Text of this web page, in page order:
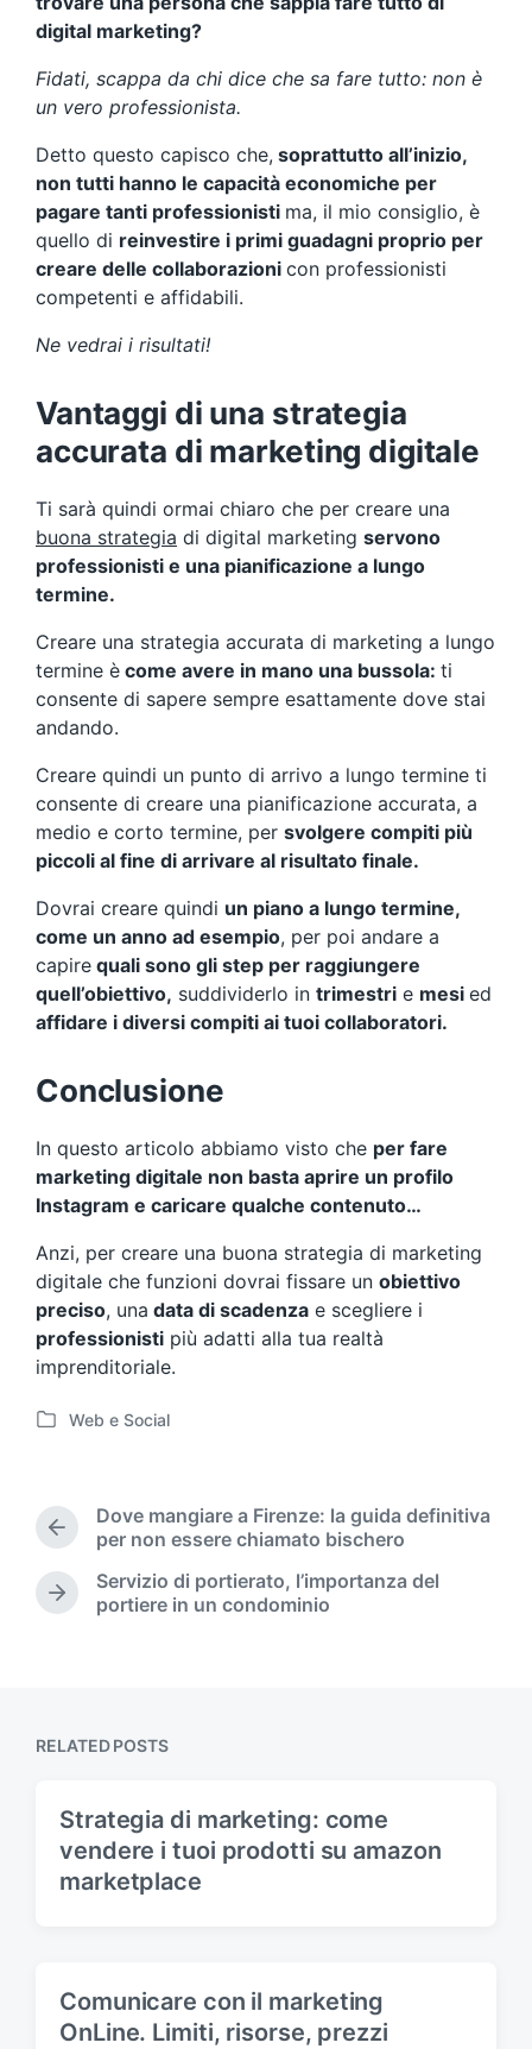
digital marketing?
Fidati, scappa da chi dice che sa fare tutto: non è
un vero professionista.
Detto questo capisco che, soprattutto all’inizio,
non tutti hanno le capacità economiche per
pagare tanti professionisti ma, il mio consiglio, è
quello di reinvestire i primi guadagni proprio per
creare delle collaborazioni con professionisti
competenti e affidabili.
Ne vedrai i risultati!
Vantaggi di una strategia
accurata di marketing digitale
Ti sarà quindi ormai chiaro che per creare una
buona strategia di digital marketing servono
professionisti e una pianificazione a lungo
termine.
Creare una strategia accurata di marketing a lungo
termine è come avere in mano una bussola: ti
consente di sapere sempre esattamente dove stai
andando.
Creare quindi un punto di arrivo a lungo termine ti
consente di creare una pianificazione accurata, a
medio e corto termine, per svolgere compiti più
piccoli al fine di arrivare al risultato finale.
Dovrai creare quindi un piano a lungo termine,
come un anno ad esempio, per poi andare a
capire quali sono gli step per raggiungere
quell’obiettivo, suddividerlo in trimestri e mesi ed
affidare i diversi compiti ai tuoi collaboratori.
Conclusione
In questo articolo abbiamo visto che per fare
marketing digitale non basta aprire un profilo
Instagram e caricare qualche contenuto…
Anzi, per creare una buona strategia di marketing
digitale che funzioni dovrai fissare un obiettivo
preciso, una data di scadenza e scegliere i
professionisti più adatti alla tua realtà
imprenditoriale.
P
e
n
Web e Social
P
e
v
o
:
Dove mangiare a Firenze: la guida definitiva
per non essere chiamato bischero
N
s
Servizio di portierato, l’importanza del
portiere in un condominio
RELATED POSTS
Strategia di marketing: come
vendere i tuoi prodotti su amazon
marketplace
Comunicare con il marketing
OnLine. Limiti, risorse, prezzi